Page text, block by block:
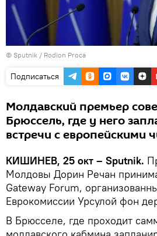
© Sputnik / Rodion Proca
Подписаться
Молдавский премьер
Брюссель, где у него
встречи с европейскими
КИШИНЕВ, 25 окт – Sputnik.
Молдовы Дорин Речан
Gateway Forum,
Еврокомиссии Урсулой фон
В Брюсселе, где проходит